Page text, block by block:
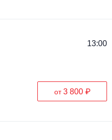
13:00
от3 800 ₽